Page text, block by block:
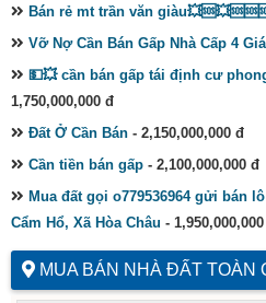
Bán rẻ mt trần văn
Vỡ Nợ Cần Bán Gấp Nhà Cấp 4
💵💥 cần bán gấp tái định cư
1,750,000,000 đ
Đất Ở Cần Bán - 2,150,000,000 đ
Cần tiền bán gấp - 2,100,000,000 đ
Mua đất gọi o779536964 gửi bán
Cẩm Hổ, Xã Hòa Châu -
MUA BÁN NHÀ ĐẤT TOÀN